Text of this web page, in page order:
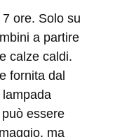
ore. Solo su
a partire
calze caldi.
fornita dal
essere
ma